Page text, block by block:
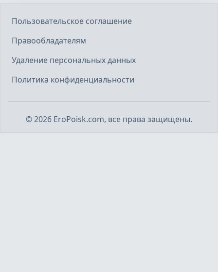
Пользовательское соглашение
Правообладателям
Удаление персональных данных
Политика конфиденциальности
©2026 EroPoisk.com, все права защищены.